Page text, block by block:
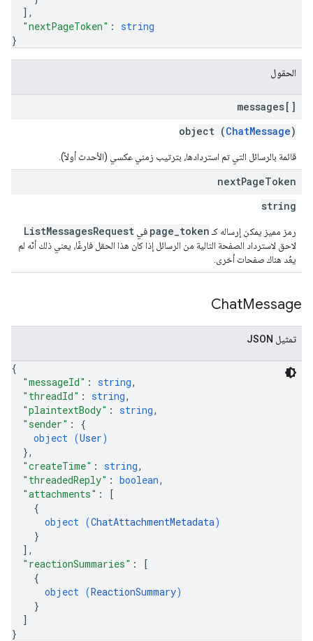
] ,
"nextPageToken" : string
}
الحقول
messages[]
object (ChatMessage)
قائمة بالرسائل التي تم استردادها، بترتيب زمني عكسي (الأحدث أولاً).
nextPageToken
string
رمز مميز يمكن إرساله كـ page_token في ListMessagesRequest
لاحق لاسترداد الصفحة التالية من الرسائل إذا كان هذا الحقل فارغًا، يعني ذلك أنّه لم
يعُد هناك صفحات أخرى.
ChatMessage
تمثيل JSON
{
"messageId" : string,
"threadId" : string,
"plaintextBody" : string,
"sender" : {
object (User)
},
"createTime" : string,
"threadedReply" : boolean,
"attachments" :
[
{
object (ChatAttachmentMetadata)
}
] ,
"reactionSummaries" :
[
{
object (ReactionSummary)
}
]
}